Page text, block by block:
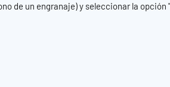
de un engranaje) y seleccionar la opción "